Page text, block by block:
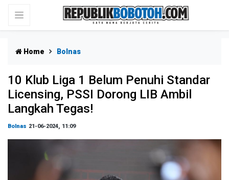
Home Bolnas
10 Klub Liga 1 Belum Penuhi Standar
Licensing, PSSI Dorong LIB Ambil
Langkah Tegas!
Bolnas 21-06-2024, 11:09